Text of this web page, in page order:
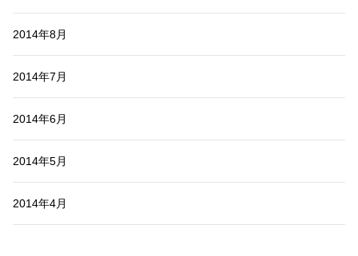
2014年8月
2014年7月
2014年6月
2014年5月
2014年4月